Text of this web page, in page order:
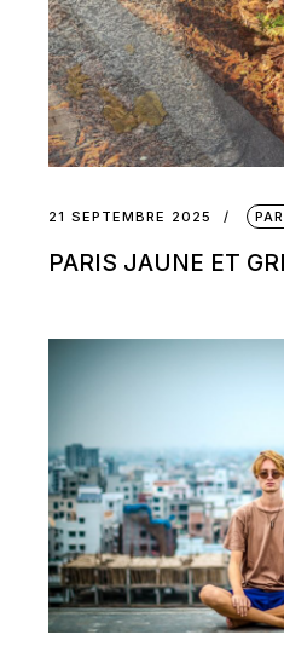
21 SEPTEMBRE 2025
PARIS JAUNE ET